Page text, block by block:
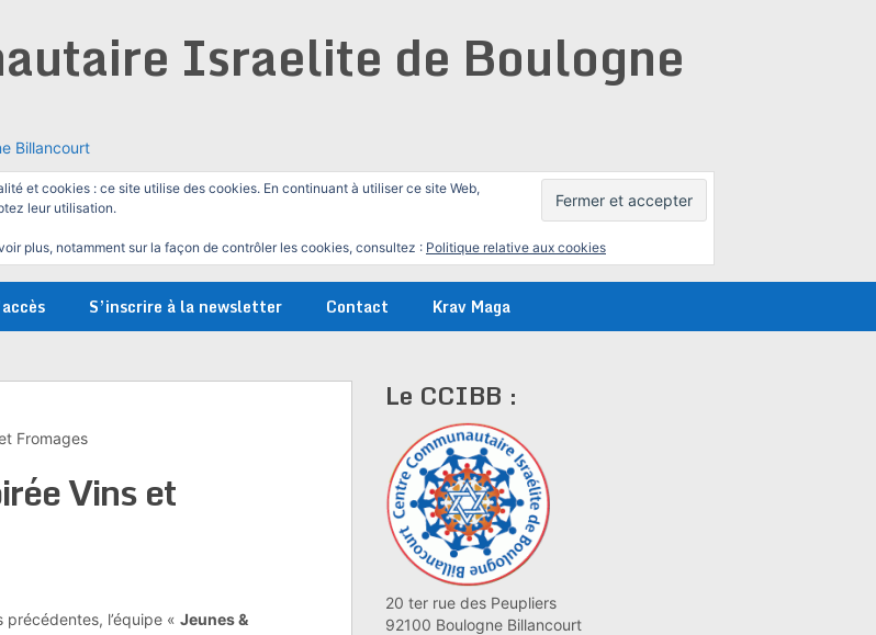
Israelite de Boulogne
Billancourt
et cookies : ce site utilise des cookies. En continuant à utiliser ce site Web,
leur utilisation.
plus, notamment sur la façon de contrôler les cookies, consultez : Politique relative aux cookies
S’inscrire à la newsletter Contact Krav Maga
Fromages
Vins et
l’équipe « Jeunes &
Le CCIBB :
20 ter rue des Peupliers
92100 Boulogne Billancourt